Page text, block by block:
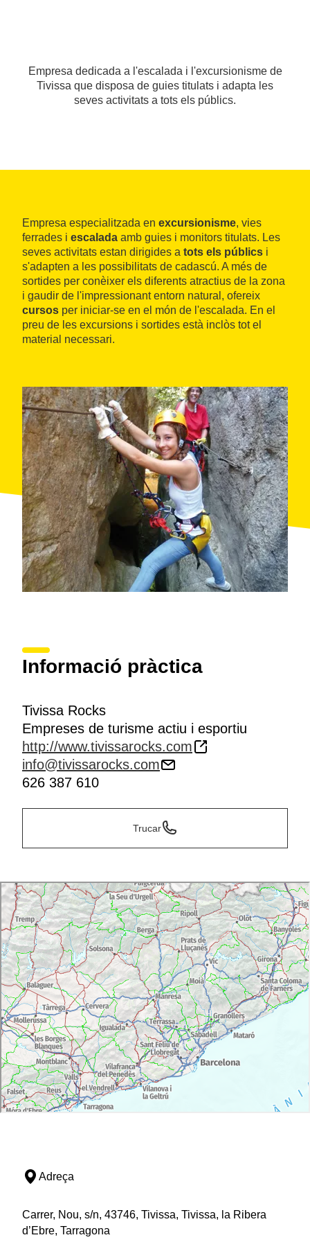
Empresa dedicada a l'escalada i l'excursionisme de
Tivissa que disposa de guies titulats i adapta les
seves activitats a tots els públics.
Empresa especialitzada en excursionisme, vies
ferrades i escalada amb guies i monitors titulats. Les
seves activitats estan dirigides a tots els públics i
s'adapten a les possibilitats de cadascú. A més de
sortides per conèixer els diferents atractius de la zona
i gaudir de l'impressionant entorn natural, ofereix
cursos per iniciar-se en el món de l'escalada. En el
preu de les excursions i sortides està inclòs tot el
material necessari.
Informació pràctica
Tivissa Rocks
Empreses de turisme actiu i esportiu
http://www.tivissarocks.com
info@tivissarocks.com
626 387 610
Trucar
Adreça
Carrer, Nou, s/n, 43746, Tivissa, Tivissa, la Ribera
d’Ebre, Tarragona